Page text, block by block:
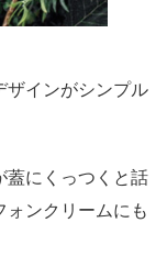
ザインがシンプル
蓋にくっつくと話
ンクリームにも